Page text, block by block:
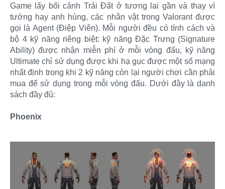
Game lấy bối cảnh Trái Đất ở tương lai gần và thay vì
tướng hay anh hùng, các nhân vật trong Valorant được
gọi là Agent (Điệp Viên). Mỗi người đều có tính cách và
bộ 4 kỹ năng riêng biệt: kỹ năng Đặc Trưng (Signature
Ability) được nhận miễn phí ở mỗi vòng đấu, kỹ năng
Ultimate chỉ sử dụng được khi hạ gục được một số mạng
nhất định trong khi 2 kỹ năng còn lại người chơi cần phải
mua để sử dụng trong mỗi vòng đấu. Dưới đây là danh
sách đầy đủ:
Phoenix